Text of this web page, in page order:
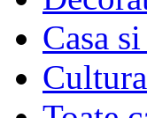
Casa
Cultura